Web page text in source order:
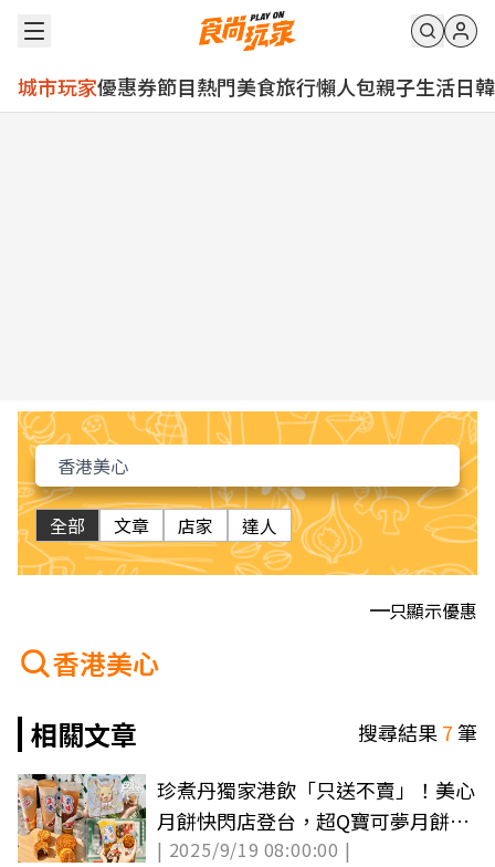
城市玩家優惠券節目熱門美食旅行懶人包親子生活日韓
全部 文章 店家 達人
只顯示優惠
香港美心
相關文章
搜尋結果7筆
珍煮丹獨家港飲「只送不賣」！美心
月餅快閃店登台，超Q寶可夢月餅必
搶
| 2025/9/19 08:00:00 |